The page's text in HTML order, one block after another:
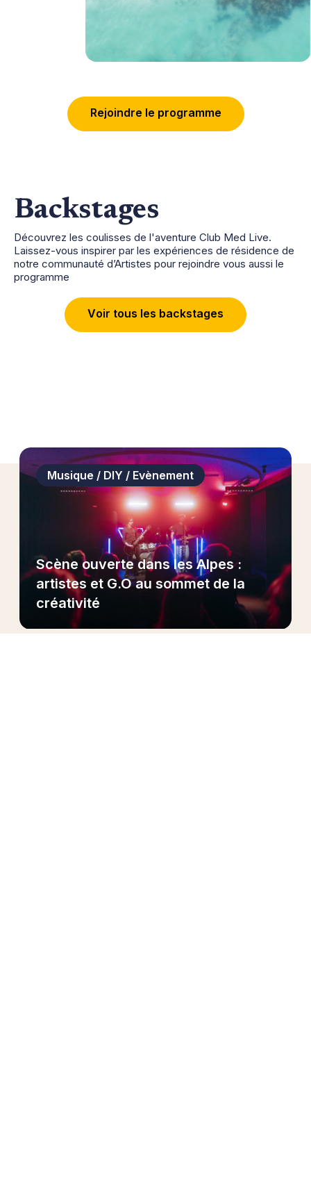
Rejoindre le programme
Backstages
Découvrez les coulisses de l'aventure Club Med Live.
Laissez-vous inspirer par les expériences de résidence de
notre communauté d’Artistes pour rejoindre vous aussi le
programme
Voir tous les backstages
Musique / DIY / Evènement
Scène ouverte dans les Alpes :
artistes et G.O au sommet de la
créativité